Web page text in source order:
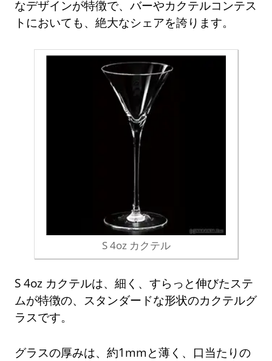
なデザインが特徴で、バーやカクテルコンテス
トにおいても、絶大なシェアを誇ります。
S 4oz カクテル
S 4oz カクテルは、細く、すらっと伸びたステ
ムが特徴の、スタンダードな形状のカクテルグ
ラスです。
グラスの厚みは、約1mmと薄く、口当たりの